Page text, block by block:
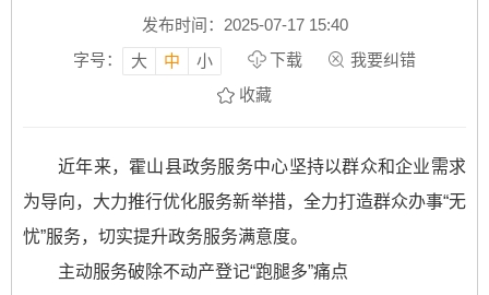
发布时间：2025-07-17 15:40
字号：
大 中 小 下载
我要纠错
收藏
近年来，霍山县政务服务中心坚持以群众和企业需求
为导向，大力推行优化服务新举措，全力打造群众办事“无
忧”服务，切实提升政务服务满意度。
主动服务破除不动产登记“跑腿多”痛点